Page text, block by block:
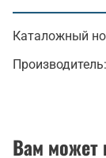
(активная
Каталожный
Производитель:
Вам может